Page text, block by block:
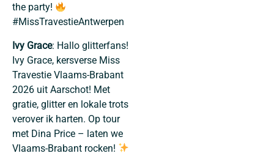
the party!
#MissTravestieAntwerpen
Ivy Grace: Hallo glitterfans!
Ivy Grace, kersverse Miss
Travestie Vlaams-Brabant
2026 uit Aarschot! Met
gratie, glitter en lokale trots
verover ik harten. Op tour
met Dina Price – laten we
Vlaams-Brabant rocken!